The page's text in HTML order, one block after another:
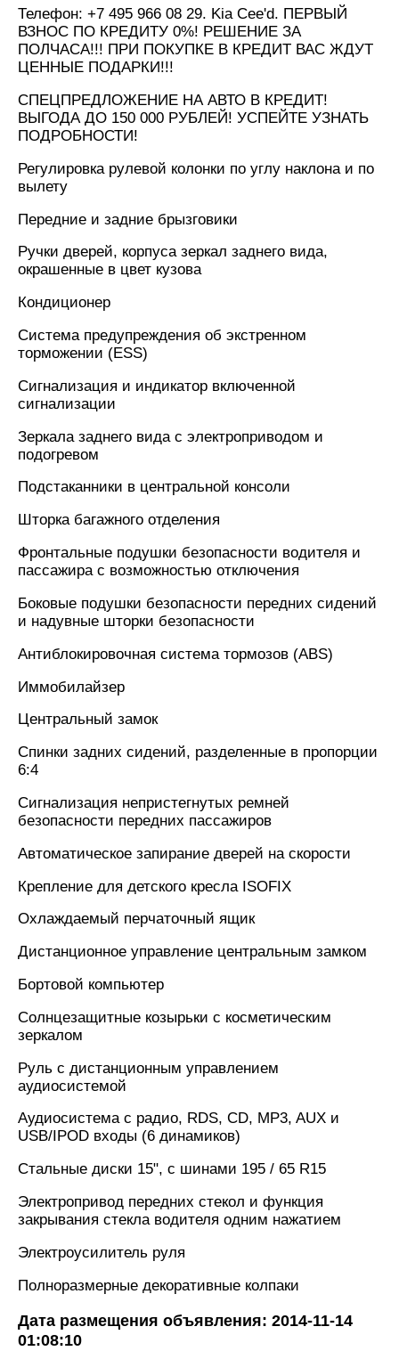
Телефон: +7 495 966 08 29. Kia Cee'd. ПЕРВЫЙ
ВЗНОС ПО КРЕДИТУ 0%! РЕШЕНИЕ ЗА
ПОЛЧАСА!!! ПРИ ПОКУПКЕ В КРЕДИТ ВАС ЖДУТ
ЦЕННЫЕ ПОДАРКИ!!!
СПЕЦПРЕДЛОЖЕНИЕ НА АВТО В КРЕДИТ!
ВЫГОДА ДО 150 000 РУБЛЕЙ! УСПЕЙТЕ УЗНАТЬ
ПОДРОБНОСТИ!
Регулировка рулевой колонки по углу наклона и по
вылету
Передние и задние брызговики
Ручки дверей, корпуса зеркал заднего вида,
окрашенные в цвет кузова
Кондиционер
Система предупреждения об экстренном
торможении (ESS)
Сигнализация и индикатор включенной
сигнализации
Зеркала заднего вида с электроприводом и
подогревом
Подстаканники в центральной консоли
Шторка багажного отделения
Фронтальные подушки безопасности водителя и
пассажира с возможностью отключения
Боковые подушки безопасности передних сидений
и надувные шторки безопасности
Антиблокировочная система тормозов (ABS)
Иммобилайзер
Центральный замок
Спинки задних сидений, разделенные в пропорции
6:4
Сигнализация непристегнутых ремней
безопасности передних пассажиров
Автоматическое запирание дверей на скорости
Крепление для детского кресла ISOFIX
Охлаждаемый перчаточный ящик
Дистанционное управление центральным замком
Бортовой компьютер
Солнцезащитные козырьки с косметическим
зеркалом
Руль с дистанционным управлением
аудиосистемой
Аудиосистема с радио, RDS, CD, MP3, AUX и
USB/IPOD входы (6 динамиков)
Стальные диски 15", с шинами 195 / 65 R15
Электропривод передних стекол и функция
закрывания стекла водителя одним нажатием
Электроусилитель руля
Полноразмерные декоративные колпаки
Дата размещения объявления: 2014-11-14
01:08:10